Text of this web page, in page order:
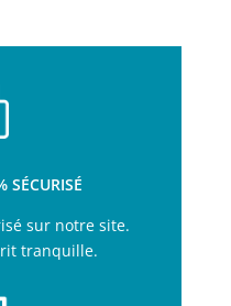
SÉCURISÉ
sur notre site.
tranquille.